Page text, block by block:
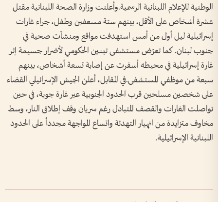
الوطنية للإعلام اللبنانية الرسمية.وأعلنت وزارة الصحة اللبنانية مقتل
عشرة أشخاص على الأقل، بينهم ستة مسعفين وطفل، جراء غارات
إسرائيلية ليل أول من أمس استهدفت مواقع ومنشآت صحية في
جنوب لبنان. كما تعرّض مستشفى تبنين الحكومي لأضرار جسيمة إثر
غارة إسرائيلية في محيطه أسفرت عن إصابة تسعة أشخاص، بينهم
سبعة من موظفي المستشفى.في المقابل، أعلن الجيش الإسرائيلي القضاء
على شخصين مسلحين قرب الحدود الجنوبية عبر غارة جوية، في حين
تواصلت الغارات والقصف المتبادل رغم سريان وقف إطلاق النار، وسط
مخاوف متزايدة من انهيار التهدئة واتساع المواجهة مجدداً على الحدود
اللبنانية الإسرائيلية.